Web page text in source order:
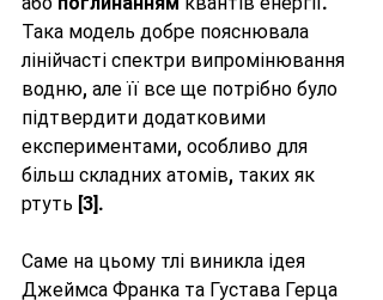
Така модель добре пояснювала
лінійчасті спектри випромінювання
водню, але її все ще потрібно було
підтвердити додатковими
експериментами, особливо для
більш складних атомів, таких як
ртуть [3].
Саме на цьому тлі виникла ідея
Джеймса Франка та Густава Герца